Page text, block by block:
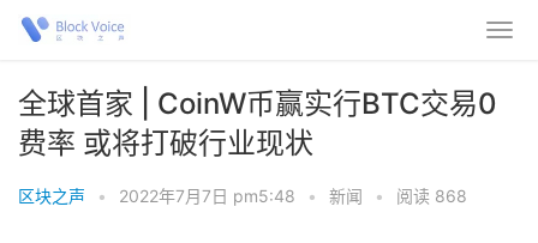
全球首家 | CoinW币赢实行BTC交易0
费率 或将打破行业现状
区块之声 • 2022年7月7日 pm5:48 • 新闻 • 阅读 868